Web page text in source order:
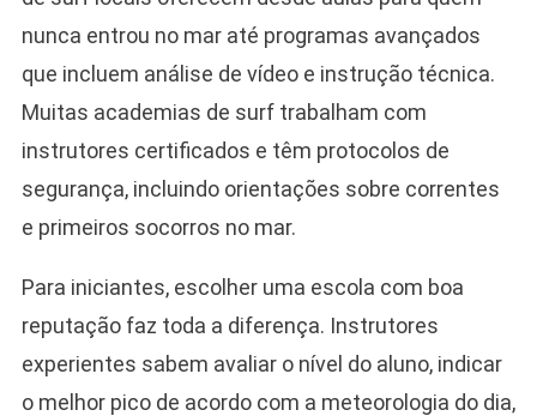
nunca entrou no mar até programas avançados
que incluem análise de vídeo e instrução técnica.
Muitas academias de surf trabalham com
instrutores certificados e têm protocolos de
segurança, incluindo orientações sobre correntes
e primeiros socorros no mar.
Para iniciantes, escolher uma escola com boa
reputação faz toda a diferença. Instrutores
experientes sabem avaliar o nível do aluno, indicar
o melhor pico de acordo com a meteorologia do dia,